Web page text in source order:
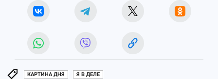
КАРТИНА ДНЯ Я В ДЕЛЕ